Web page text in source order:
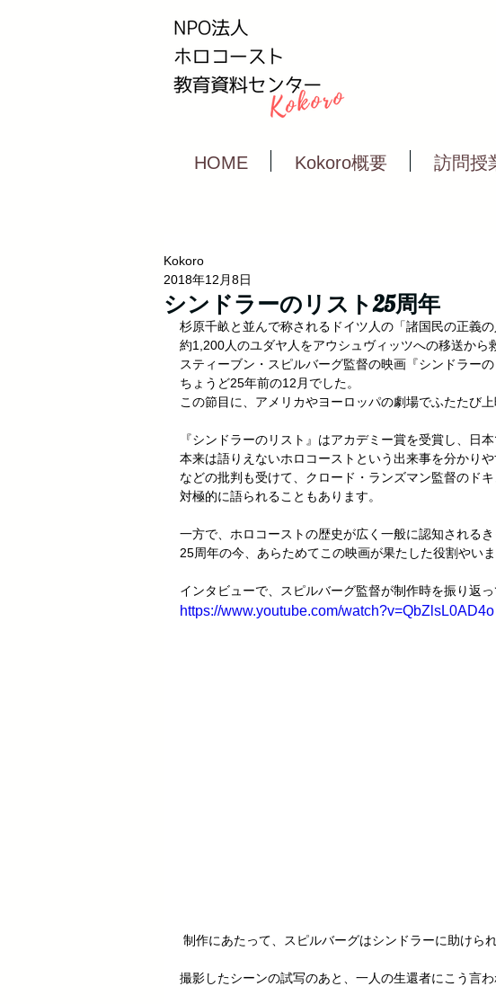
HOME Kokoro概要 訪問授
シンドラーのリスト25周年
Kokoro
2018年12月8日
杉原千畝と並んで称されるドイツ人の「諸国民の正義の
約1,200人のユダヤ人をアウシュヴィッツへの移送から
スティーブン・スピルバーグ監督の映画『シンドラー
ちょうど25年前の12月でした。
この節目に、アメリカやヨーロッパの劇場でふたたび上
『シンドラーのリスト』はアカデミー賞を受賞し、日
本来は語りえないホロコーストという出来事を分かりや
などの批判も受けて、クロード・ランズマン監督のド
対極的に語られることもあります。
一方で、ホロコーストの歴史が広く一般に認知される
25周年の今、あらためてこの映画が果たした役割やい
インタビューで、スピルバーグ監督が制作時を振り返っ
https://www.youtube.com/watch?v=QbZlsL0AD4o
制作にあたって、スピルバーグはシンドラーに助けら
撮影したシーンの試写のあと、一人の生還者にこう言わ